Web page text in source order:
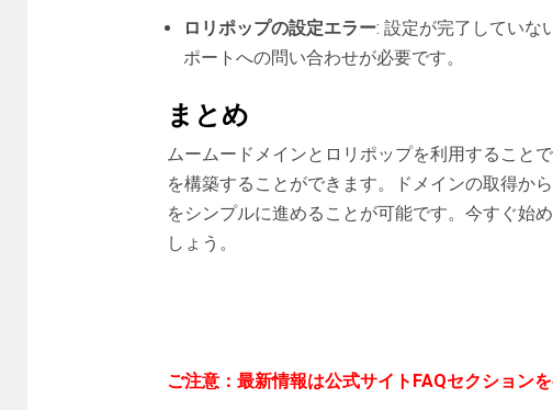
ロリポップの設定エラー: 設定が完了していな
ポートへの問い合わせが必要です。
まとめ
ムームードメインとロリポップを利用すること
を構築することができます。ドメインの取得か
をシンプルに進めることが可能です。今すぐ始
しょう。
ご注意：最新情報は公式サイトFAQセクションを